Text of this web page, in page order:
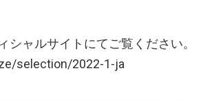
ャルサイトにてご覧ください。
selection/2022-1-ja